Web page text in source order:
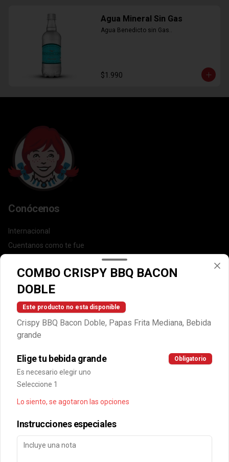
Agua Mineral Sin Gas
Agua Benedicto sin Gas..
$1.990
Conócenos
Internacional
Cuentanos como te fue
Trabaja con nosotros
Escríbenos por WhatsApp: +56950183243
serviciocliente@wendys.cl
Términos y condiciones
Redes sociales
Facebook
Mi cuenta
COMBO CRISPY BBQ BACON
DOBLE
Este producto no esta disponible
Crispy BBQ Bacon Doble, Papas Frita Mediana, Bebida
grande
Elige tu bebida grande Obligatorio
Es necesario elegir uno
Seleccione 1
Lo siento, se agotaron las opciones
Instrucciones especiales